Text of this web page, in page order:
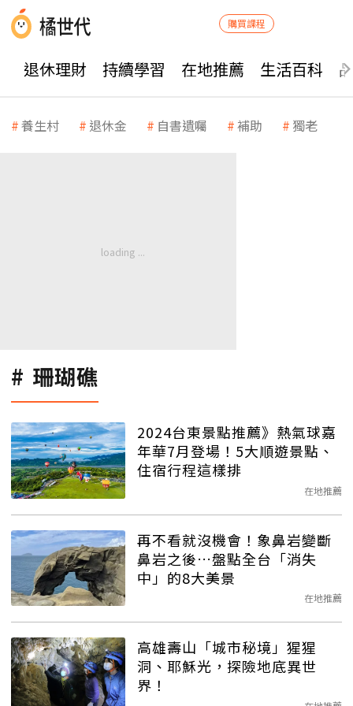
購買課程
退休理財 持續學習 在地推薦 生活百科
養生村 退休金 自書遺囑 補助 獨老
珊瑚礁
2024台東景點推薦》熱氣球嘉
年華7月登場！5大順遊景點、
住宿行程這樣排
在地推薦
再不看就沒機會！象鼻岩變斷
鼻岩之後…盤點全台「消失
中」的8大美景
在地推薦
高雄壽山「城市秘境」猩猩
洞、耶穌光，探險地底異世
界！